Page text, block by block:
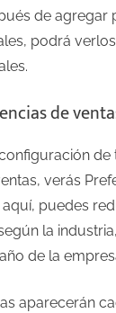
de
podrá
de
de
verás
puedes
la
de la
aparecerán